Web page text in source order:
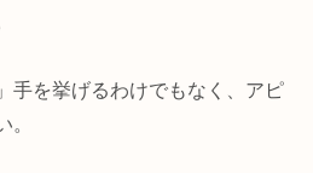
手を挙げるわけでもなく、アピ
。